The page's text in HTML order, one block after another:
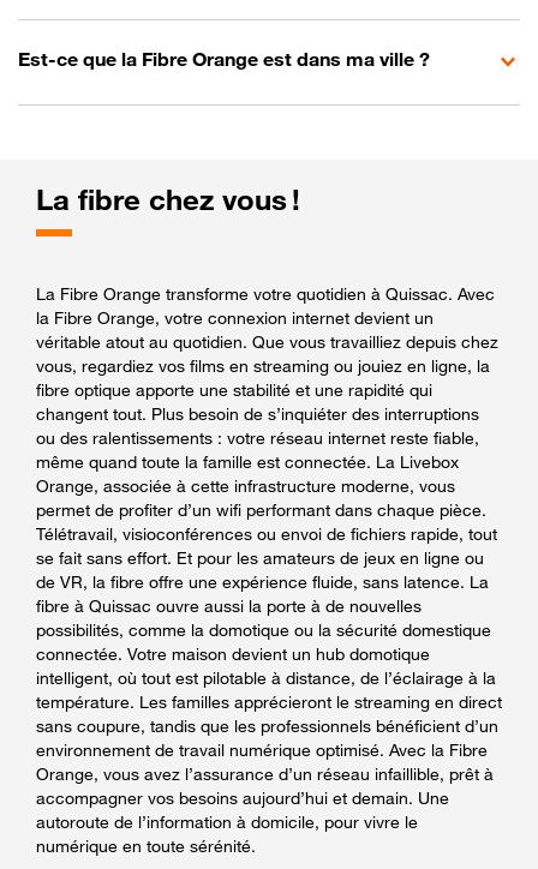
Est-ce que la Fibre Orange est dans ma ville ?
La fibre chez vous !
La Fibre Orange transforme votre quotidien à Quissac. Avec
la Fibre Orange, votre connexion internet devient un
véritable atout au quotidien. Que vous travailliez depuis chez
vous, regardiez vos films en streaming ou jouiez en ligne, la
fibre optique apporte une stabilité et une rapidité qui
changent tout. Plus besoin de s’inquiéter des interruptions
ou des ralentissements : votre réseau internet reste fiable,
même quand toute la famille est connectée. La Livebox
Orange, associée à cette infrastructure moderne, vous
permet de profiter d’un wifi performant dans chaque pièce.
Télétravail, visioconférences ou envoi de fichiers rapide, tout
se fait sans effort. Et pour les amateurs de jeux en ligne ou
de VR, la fibre offre une expérience fluide, sans latence. La
fibre à Quissac ouvre aussi la porte à de nouvelles
possibilités, comme la domotique ou la sécurité domestique
connectée. Votre maison devient un hub domotique
intelligent, où tout est pilotable à distance, de l’éclairage à la
température. Les familles apprécieront le streaming en direct
sans coupure, tandis que les professionnels bénéficient d’un
environnement de travail numérique optimisé. Avec la Fibre
Orange, vous avez l’assurance d’un réseau infaillible, prêt à
accompagner vos besoins aujourd’hui et demain. Une
autoroute de l’information à domicile, pour vivre le
numérique en toute sérénité.